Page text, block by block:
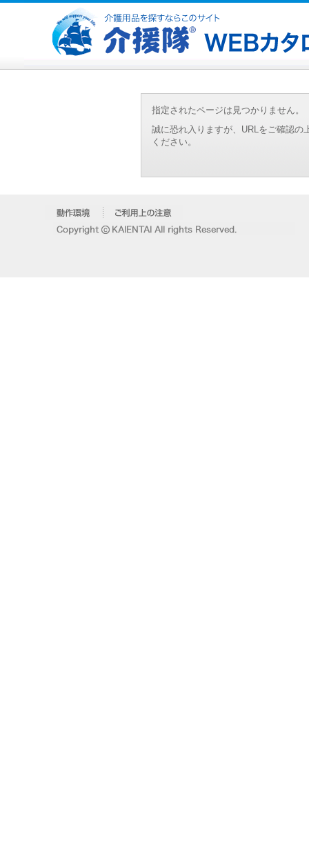
指定されたページは見つかりません。
誠に恐れ入りますが、URLをご確認
ください。